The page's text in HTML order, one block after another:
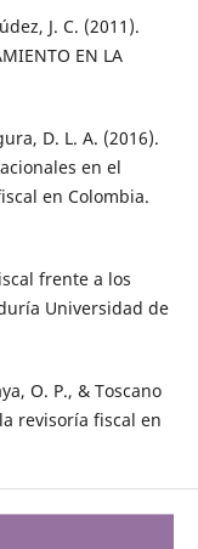
J. C. (2011).
EN LA
D. L. A. (2016).
en el
en Colombia.
frente a los
Universidad de
O. P., & Toscano
revisoría fiscal en